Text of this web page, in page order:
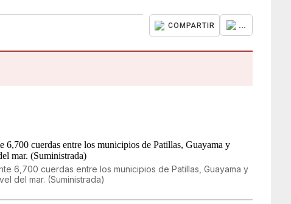
COMPARTIR ...
6,700 cuerdas entre los municipios de Patillas, Guayama y
del mar. (Suministrada)